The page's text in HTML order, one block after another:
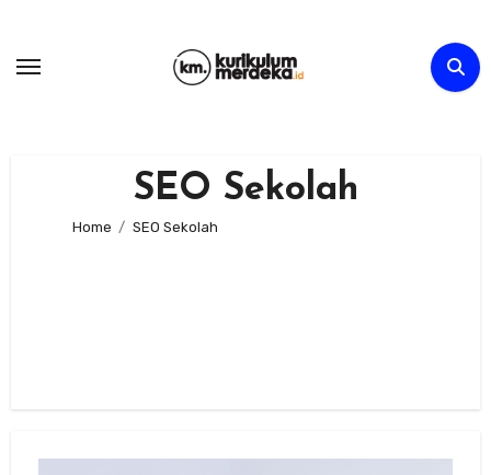
content
SEO Sekolah
Home SEO Sekolah